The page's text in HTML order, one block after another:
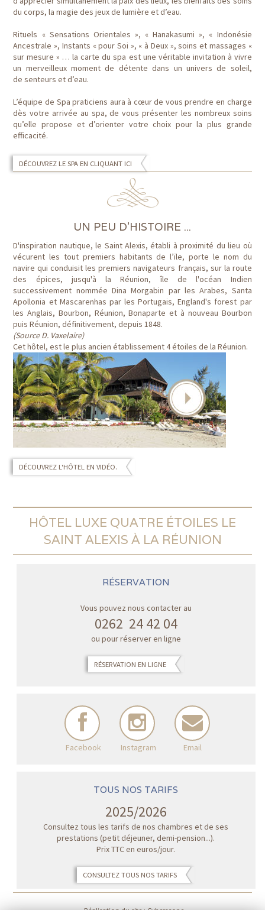
du corps, la magie des jeux de lumière et d’eau.
Rituels « Sensations Orientales », « Hanakasumi », « Indonésie
Ancestrale », Instants « pour Soi », « à Deux », soins et massages «
sur mesure » … la carte du spa est une véritable invitation à vivre
un merveilleux moment de détente dans un univers de soleil,
de senteurs et d’eau.
L’équipe de Spa praticiens aura à cœur de vous prendre en charge
dès votre arrivée au spa, de vous présenter les nombreux soins
qu’elle propose et d’orienter votre choix pour la plus grande
efficacité.
DÉCOUVREZ LE SPA EN CLIQUANT ICI
UN PEU D'HISTOIRE ...
D'inspiration nautique, le Saint Alexis, établi à proximité du lieu où
vécurent les tout premiers habitants de l’ïle, porte le nom du
navire qui conduisit les premiers navigateurs français, sur la route
des épices, jusqu'à la Réunion, île de l'océan Indien
successivement nommée Dina Morgabin par les Arabes, Santa
Apollonia et Mascarenhas par les Portugais, England's forest par
les Anglais, Bourbon, Réunion, Bonaparte et à nouveau Bourbon
puis Réunion, définitivement, depuis 1848.
(Source D. Vaxelaire)
Cet hôtel, est le plus ancien établissement 4 étoiles de la Réunion.
DÉCOUVREZ L'HÔTEL EN VIDÉO.
HÔTEL LUXE QUATRE ÉTOILES LE
SAINT ALEXIS À LA RÉUNION
RÉSERVATION
Vous pouvez nous contacter au
0262 24 42 04
ou pour réserver en ligne
RÉSERVATION EN LIGNE
Facebook Instagram Email
TOUS NOS TARIFS
2025/2026
Consultez tous les tarifs de nos chambres et de ses
prestations (petit déjeuner, demi-pension...).
Prix TTC en euros/jour.
CONSULTEZ TOUS NOS TARIFS